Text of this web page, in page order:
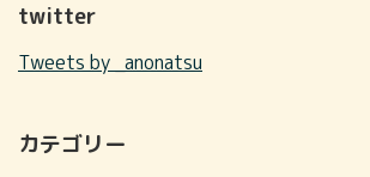
twitter
Tweets by _anonatsu
カテゴリー